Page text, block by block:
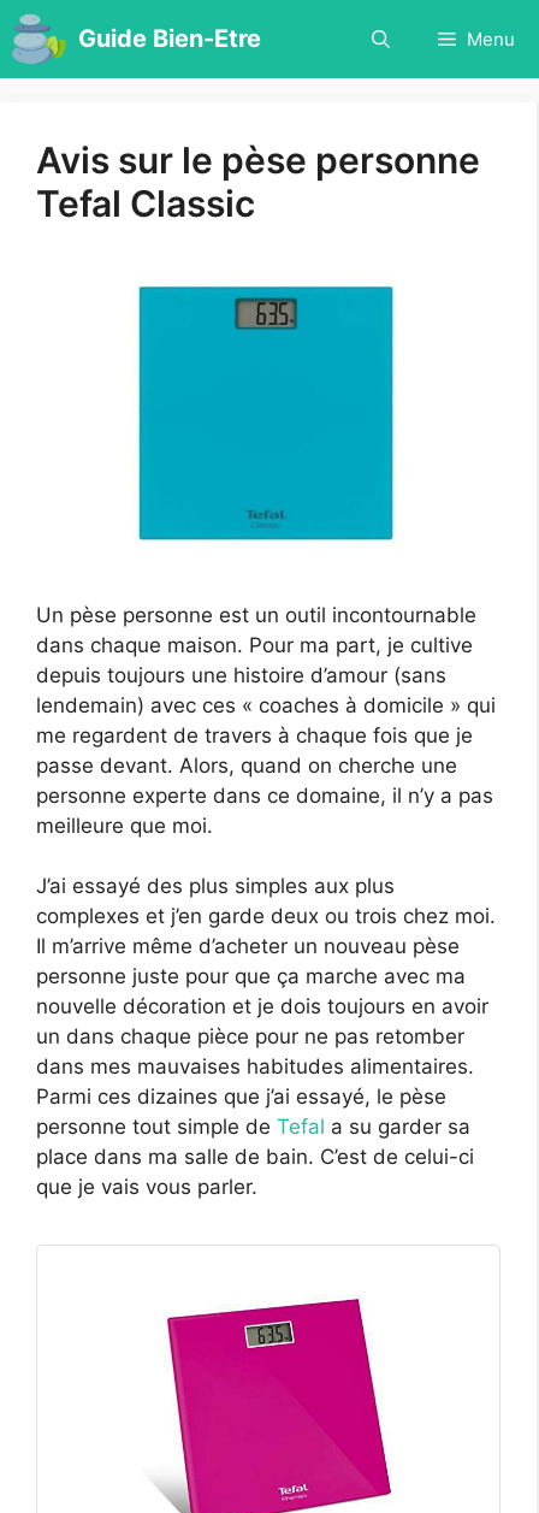
Aller
au
contenu
Guide Bien-Etre Menu
Avis sur le pèse personne
Tefal Classic
Un pèse personne est un outil incontournable
dans chaque maison. Pour ma part, je cultive
depuis toujours une histoire d’amour (sans
lendemain) avec ces « coaches à domicile » qui
me regardent de travers à chaque fois que je
passe devant. Alors, quand on cherche une
personne experte dans ce domaine, il n’y a pas
meilleure que moi.
J’ai essayé des plus simples aux plus
complexes et j’en garde deux ou trois chez moi.
Il m’arrive même d’acheter un nouveau pèse
personne juste pour que ça marche avec ma
nouvelle décoration et je dois toujours en avoir
un dans chaque pièce pour ne pas retomber
dans mes mauvaises habitudes alimentaires.
Parmi ces dizaines que j’ai essayé, le pèse
personne tout simple de Tefal a su garder sa
place dans ma salle de bain. C’est de celui-ci
que je vais vous parler.